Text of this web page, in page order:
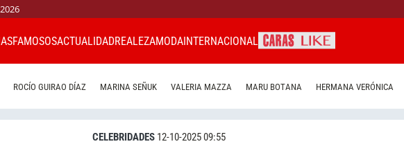
FAMOSOSACTUALIDADREALEZAMODAINTERNACIONAL
ROCÍO GUIRAO DÍAZ MARINA SEÑUK VALERIA MAZZA MARU BOTANA HERMANA VERÓNICA
CELEBRIDADES 12-10-2025 09:55